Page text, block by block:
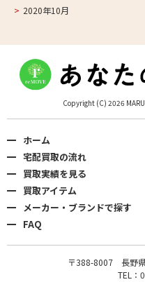
2020年10月
Copyright (C) 2026
ホーム
宅配買取の流れ
買取実績を見る
買取アイテム
メーカー・ブランドで探す
FAQ
〒388-8007 長野
TEL：